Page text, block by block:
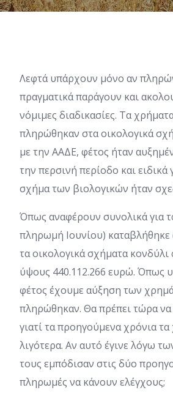
Λεφτά υπάρχουν μόνο αν
πραγματικά παράγουν και
νόμιμες διαδικασίες. Τα
πληρώθηκαν στα οικολογικά
με την ΑΑΔΕ, φέτος ήταν
την περσινή περίοδο και ειδικά
σχήμα των βιολογικών ήταν
Όπως αναφέρουν συνολικά για
πληρωμή Ιουνίου) καταβλήθηκε
τα οικολογικά σχήματα κονδύλι
ύψους 440.112.266 ευρώ. Όπως
φέτος έχουμε αύξηση των
πληρώθηκαν. Θα πρέπει τώρα
γιατί τα προηγούμενα χρόνια
λιγότερα. Αν αυτό έγινε λόγω
τους εμπόδισαν στις δύο
πληρωμές να κάνουν ελέγχους;